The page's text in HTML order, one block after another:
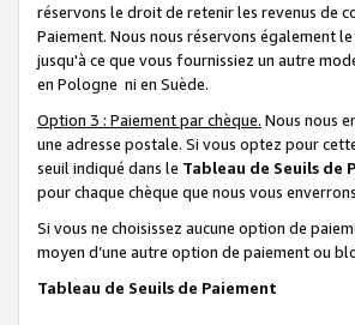
réservons le droit de retenir les revenus de
Paiement. Nous nous réservons également
jusqu'à ce que vous fournissiez un autre
en Pologne ni en Suède.
Option 3 : Paiement par chèque. Nous nous
une adresse postale. Si vous optez pour
seuil indiqué dans le Tableau de Seuils de
pour chaque chèque que nous vous
Si vous ne choisissez aucune option de
moyen d’une autre option de paiement ou
Tableau de Seuils de Paiement